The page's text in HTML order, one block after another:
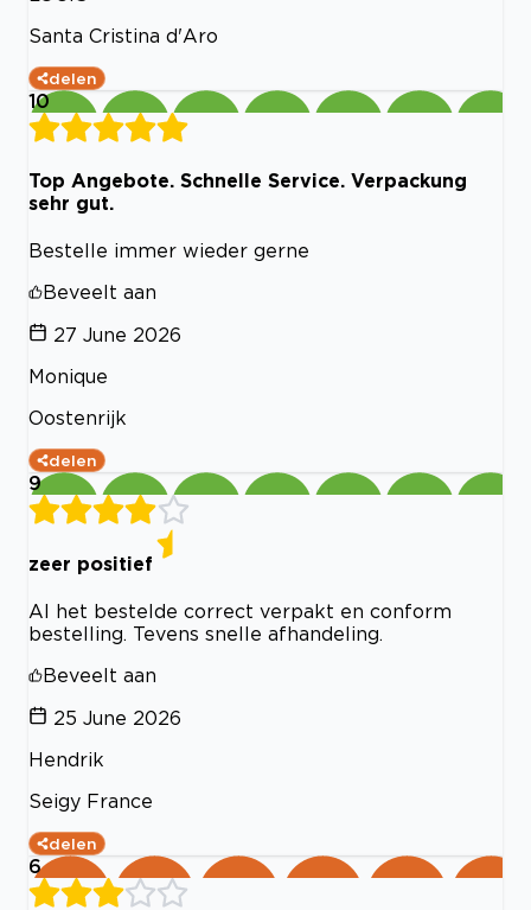
Santa Cristina d'Aro
delen
10
Top Angebote. Schnelle Service. Verpackung
sehr gut.
Bestelle immer wieder gerne
Beveelt aan
27 June 2026
Monique
Oostenrijk
delen
9
zeer positief
Al het bestelde correct verpakt en conform
bestelling. Tevens snelle afhandeling.
Beveelt aan
25 June 2026
Hendrik
Seigy France
delen
6